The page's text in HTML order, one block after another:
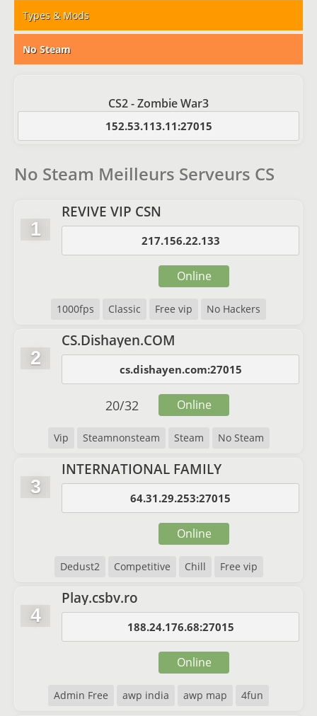
Types & Mods
No Steam
CS2 - Zombie War3
152.53.113.11:27015
No Steam Meilleurs Serveurs CS
1
REVIVE VIP CSN
217.156.22.133
1000fps Classic Free vip No Hackers
Online
2
CS.Dishayen.COM
cs.dishayen.com:27015
Vip Steamnonsteam Steam No Steam
20/32 Online
3
INTERNATIONAL FAMILY
64.31.29.253:27015
Dedust2 Competitive Chill Free vip
Online
4
Play.csbv.ro
188.24.176.68:27015
Admin Free awp india awp map 4fun
Online